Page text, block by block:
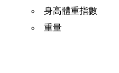
身高體重指數
重量